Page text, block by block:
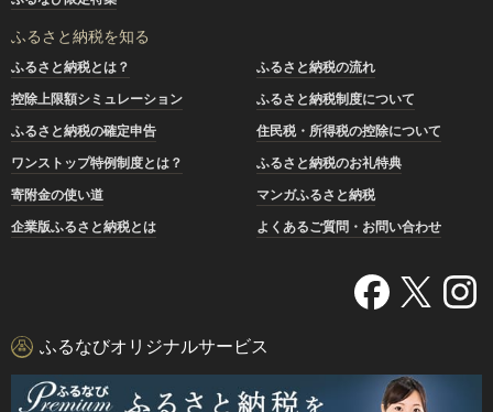
ふるさと納税を知る
ふるさと納税とは？
ふるさと納税の流れ
控除上限額シミュレーション
ふるさと納税制度について
ふるさと納税の確定申告
住民税・所得税の控除について
ワンストップ特例制度とは？
ふるさと納税のお礼特典
寄附金の使い道
マンガふるさと納税
企業版ふるさと納税とは
よくあるご質問・お問い合わせ
ふるなびオリジナルサービス